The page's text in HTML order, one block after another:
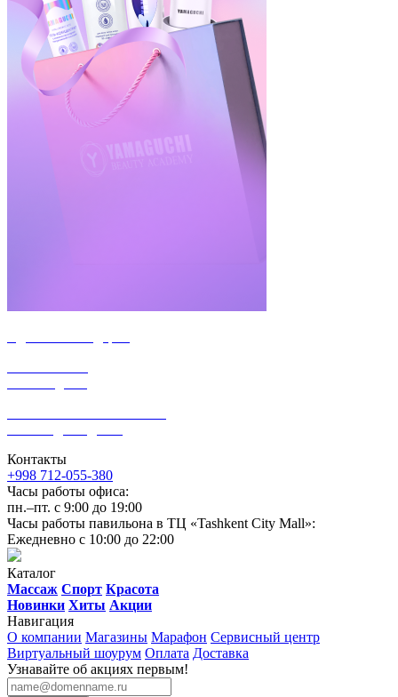
Контакты
+998 712-055-380
Часы работы офиса:
пн.–пт. с 9:00 до 19:00
Часы работы павильона в ТЦ «Tashkent City Mall»:
Ежедневно с 10:00 до 22:00
Каталог
Массаж Спорт Красота
Новинки Хиты Акции
Навигация
О компании Магазины Марафон Сервисный центр
Виртуальный шоурум Оплата Доставка
Узнавайте об акциях первым!